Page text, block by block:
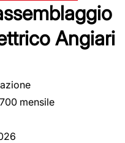
Angiari
mensile